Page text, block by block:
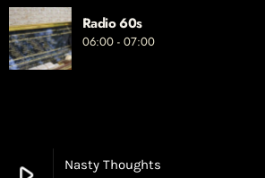
Nasty Thoughts
Radio 60s
06:00 - 07:00